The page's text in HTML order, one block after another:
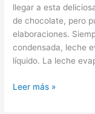
llegar a esta
de chocolate, pero
elaboraciones.
condensada, leche
líquido. La leche
Leer más »